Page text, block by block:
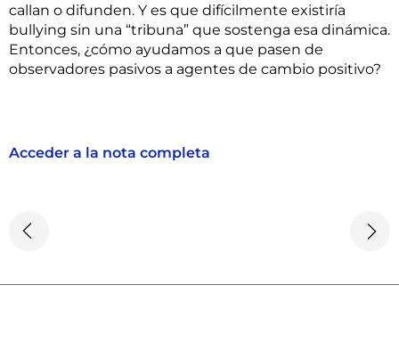
callan o difunden. Y es que difícilmente existiría
bullying sin una “tribuna” que sostenga esa dinámica.
Entonces, ¿cómo ayudamos a que pasen de
observadores pasivos a agentes de cambio positivo?
Acceder a la nota completa